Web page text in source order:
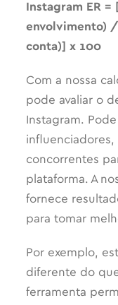
Instagram ER =
envolvimento)
conta)] x 100
Com a nossa
pode avaliar o
Instagram.
concorrentes
plataforma. A
fornece
para tomar
Por exemplo,
diferente do
ferramenta